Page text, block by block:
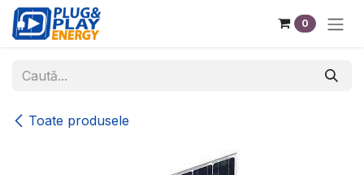
Sari la conținut
0
Toate produsele